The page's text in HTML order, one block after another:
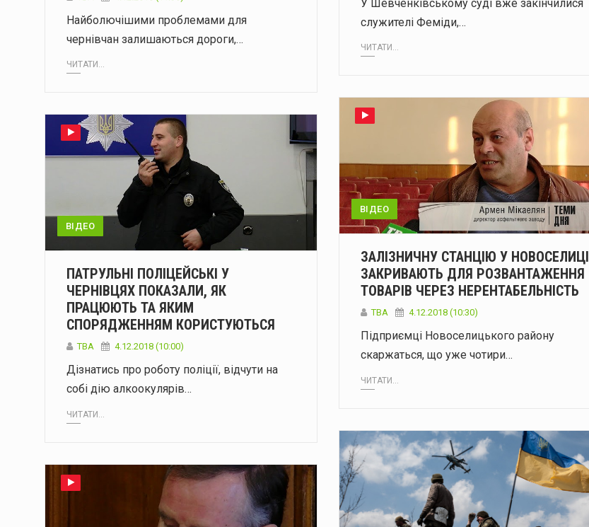
Найболючішими проблемами для
чернівчан залишаються дороги,…
ЧИТАТИ...
У Шевченківському суді вже закінчилися
служителі Феміди,…
ЧИТАТИ...
ВІДЕО
ЗАЛІЗНИЧНУ СТАНЦІЮ У НОВОСЕЛИЦІ
ЗАКРИВАЮТЬ ДЛЯ РОЗВАНТАЖЕННЯ
ТОВАРІВ ЧЕРЕЗ НЕРЕНТАБЕЛЬНІСТЬ
TBA 4.12.2018 (10:30)
Підприємці Новоселицького району
скаржаться, що уже чотири…
ЧИТАТИ...
ВІДЕО
ПАТРУЛЬНІ ПОЛІЦЕЙСЬКІ У
ЧЕРНІВЦЯХ ПОКАЗАЛИ, ЯК
ПРАЦЮЮТЬ ТА ЯКИМ
СПОРЯДЖЕННЯМ КОРИСТУЮТЬСЯ
TBA 4.12.2018 (10:00)
Дізнатись про роботу поліції, відчути на
собі дію алкоокулярів…
ЧИТАТИ...